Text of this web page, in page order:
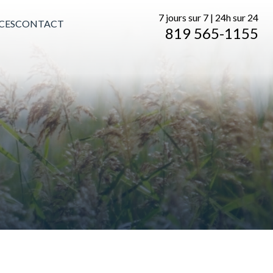
CONTACT
7 jours sur 7 | 24h sur 24
819 565-1155